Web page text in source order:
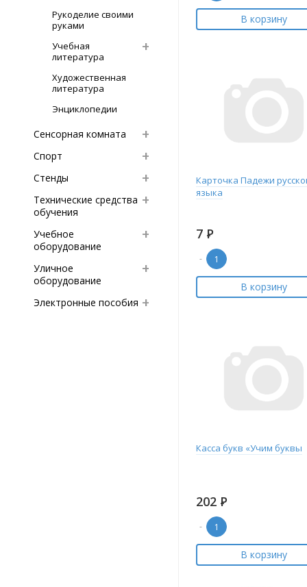
Рукоделие своими
руками
Учебная
литература
Художественная
литература
Энциклопедии
Сенсорная комната
Спорт
Стенды
Технические средства
обучения
Учебное
оборудование
Уличное
оборудование
Электронные пособия
В корзину
Карточка Падежи
языка
7 Р
-
В корзину
Касса букв «Учим буквы
202 Р
-
В корзину